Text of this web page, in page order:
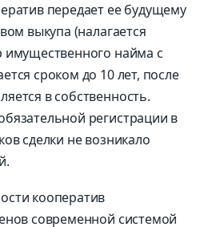
передает ее будущему
выкупа (налагается
найма с
сроком до 10 лет, после
в собственность.
регистрации в
сделки не возникало
кооператив
современной системой